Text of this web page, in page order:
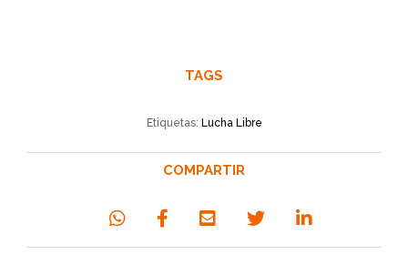
TAGS
Etiquetas: Lucha Libre
COMPARTIR